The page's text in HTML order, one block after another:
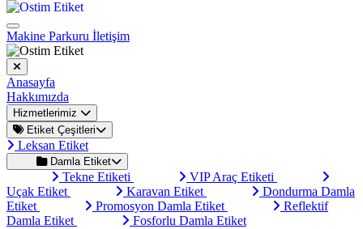
Makine Parkuru İletişim
Anasayfa
Hakkımızda
Hizmetlerimiz
Etiket Çeşitleri
Leksan Etiket
Damla Etiket
Tekne Etiketi
VIP Araç Etiketi
Uçak Etiket
Karavan Etiket
Dondurma Damla
Etiket
Promosyon Damla Etiket
Reflektif
Damla Etiket
Fosforlu Damla Etiket